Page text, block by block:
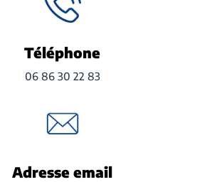
Téléphone
06 86 30 22 83
Adresse email